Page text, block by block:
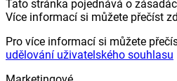
Tato stránka pojednává o
Více informací si můžete přečíst
Pro více informací si můžete
udělování uživatelského souhlasu